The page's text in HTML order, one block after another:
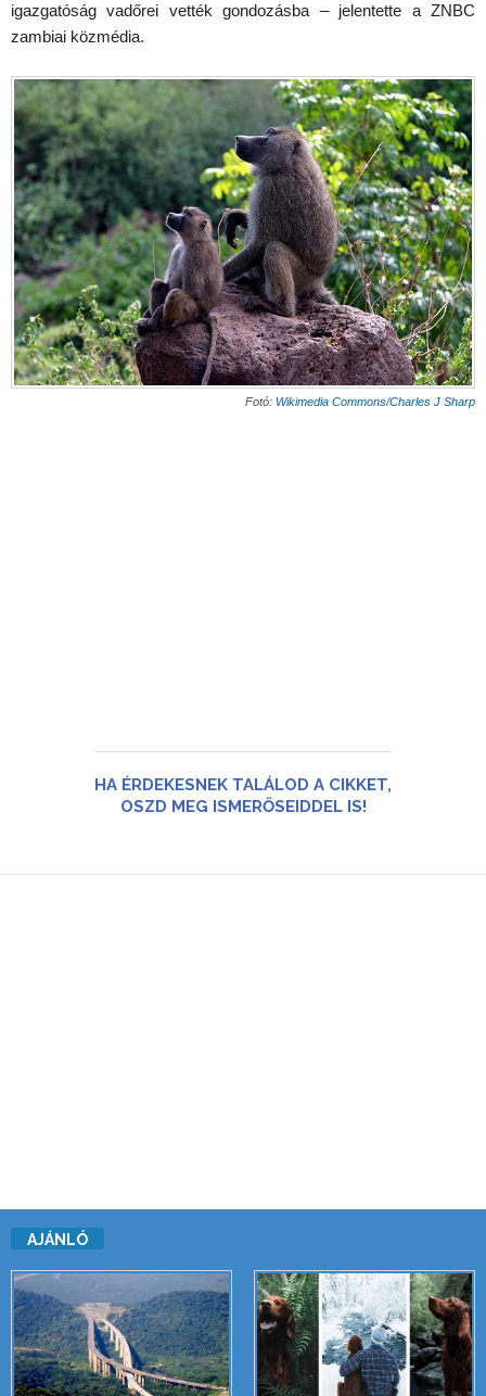
igazgatóság vadőrei vették gondozásba – jelentette a ZNBC
zambiai közmédia.
Fotó: Wikimedia Commons/Charles J Sharp
HA ÉRDEKESNEK TALÁLOD A CIKKET,
OSZD MEG ISMERŐSEIDDEL IS!
AJÁNLÓ